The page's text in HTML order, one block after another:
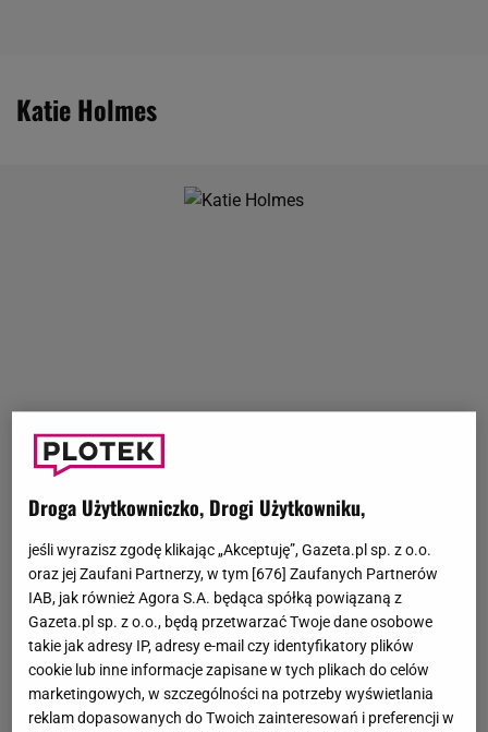
Katie Holmes
Katie Holmesto amerykańska aktorka filmowa, która
zdobyła popularność dzięki roli w kultowym serialu
przez widzów Joey Potter. Jest byłą żoną Toma Cruise i
matką ich córki - Suri.
Pełne imię i nazwisko: Kate Noelle Holmes
Data urodzenia: 18 grudnia 1978
Miejsce urodzenia: Toledo, Stany Zjednoczone
Zawód: aktorka
Droga Użytkowniczko, Drogi Użytkowniku,
jeśli wyrazisz zgodę klikając „Akceptuję”, Gazeta.pl sp. z o.o.
oraz jej Zaufani Partnerzy, w tym [676] Zaufanych Partnerów
IAB, jak również Agora S.A. będąca spółką powiązaną z
Gazeta.pl sp. z o.o., będą przetwarzać Twoje dane osobowe
takie jak adresy IP, adresy e-mail czy identyfikatory plików
cookie lub inne informacje zapisane w tych plikach do celów
marketingowych, w szczególności na potrzeby wyświetlania
reklam dopasowanych do Twoich zainteresowań i preferencji w